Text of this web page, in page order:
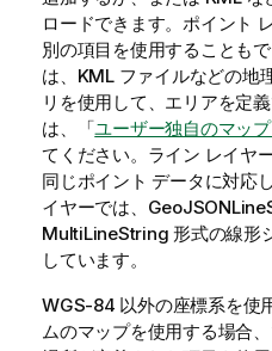
ロードできます。ポイント
別の項目を使用することも
は、 KMLファイルなどの地
リを使用して、エリアを定義
は、「ユーザー独自のマッ
てください。 ライン レイヤ
同じポイント データに対応
イヤーでは、 GeoJSON
MultiLineString 形式の線形
しています。
WGS-84 以外の座標系を使
ムのマップを使用する場合